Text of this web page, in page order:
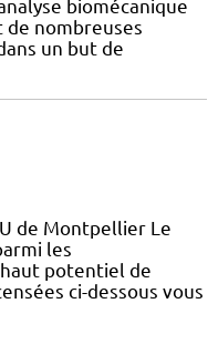
biomécanique
de nombreuses
un but de
de Montpellier Le
les
potentiel de
ci-dessous vous